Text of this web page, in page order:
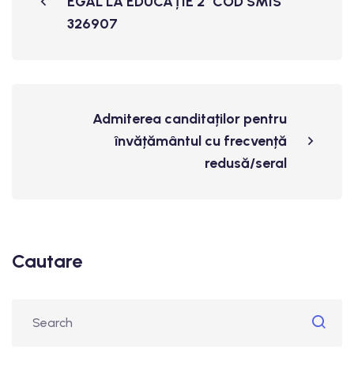
326907
Admiterea canditaților pentru
învățământul cu frecvență
redusă/seral
Cautare